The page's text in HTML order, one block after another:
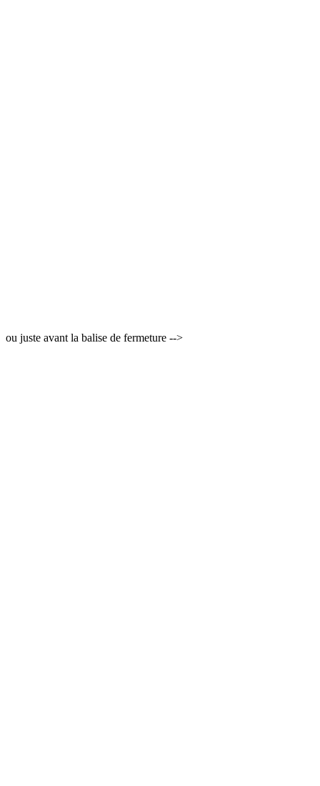
ou juste avant la balise de fermeture -->